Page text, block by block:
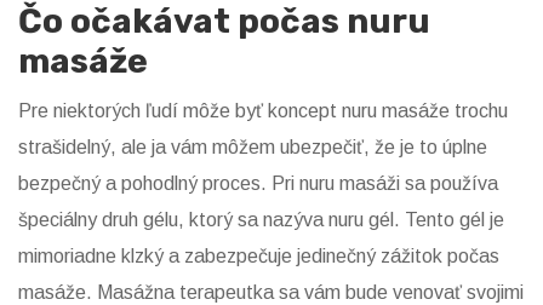
Čo očakávat počas nuru
masáže
Pre niektorých ľudí môže byť koncept nuru masáže trochu
strašidelný, ale ja vám môžem ubezpečiť, že je to úplne
bezpečný a pohodlný proces. Pri nuru masáži sa používa
špeciálny druh gélu, ktorý sa nazýva nuru gél. Tento gél je
mimoriadne klzký a zabezpečuje jedinečný zážitok počas
masáže. Masážna terapeutka sa vám bude venovať svojimi